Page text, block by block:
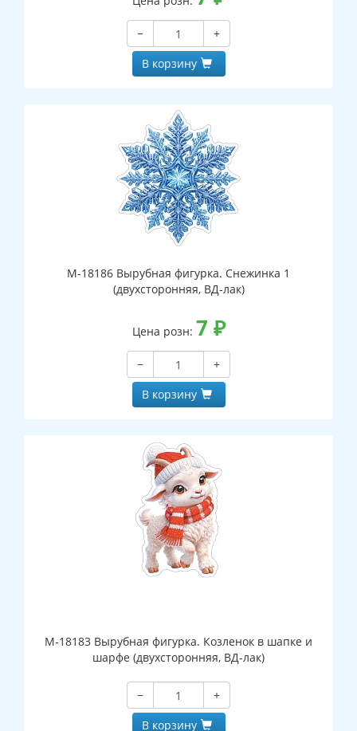
−
+
В корзину
М-18186 Вырубная фигурка. Снежинка 1
(двухсторонняя, ВД-лак)
Цена розн: 7 ₽
−
+
В корзину
М-18183 Вырубная фигурка. Козленок в шапке и
шарфе (двухсторонняя, ВД-лак)
−
+
В корзину